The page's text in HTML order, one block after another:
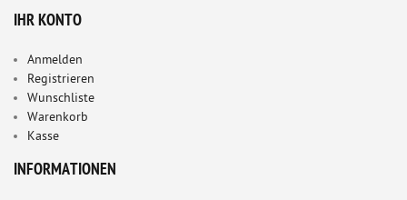
IHR KONTO
Anmelden
Registrieren
Wunschliste
Warenkorb
Kasse
INFORMATIONEN